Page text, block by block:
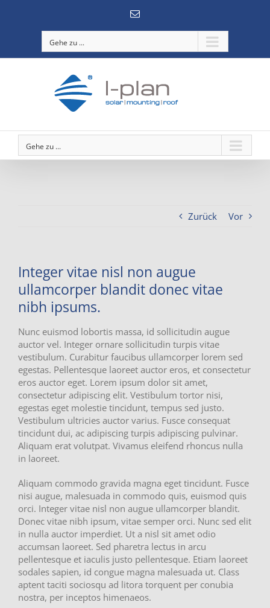
E-
Gehe zu ...
Gehe zu ...
Zurück Vor
Integer vitae nisl non augue
ullamcorper blandit donec vitae
nibh ipsums.
Nunc euismod lobortis massa, id sollicitudin augue
auctor vel. Integer ornare sollicitudin turpis vitae
vestibulum. Curabitur faucibus ullamcorper lorem sed
egestas. Pellentesque laoreet auctor eros, et consectetur
eros auctor eget. Lorem ipsum dolor sit amet,
consectetur adipiscing elit. Vestibulum tortor nisi,
egestas eget molestie tincidunt, tempus sed justo.
Vestibulum ultricies auctor varius. Fusce consequat
tincidunt dui, ac adipiscing turpis adipiscing pulvinar.
Aliquam erat volutpat. Vivamus eleifend rhoncus nulla
in laoreet.
Aliquam commodo gravida magna eget tincidunt. Fusce
nisi augue, malesuada in commodo quis, euismod quis
orci. Integer vitae nisl non augue ullamcorper blandit.
Donec vitae nibh ipsum, vitae semper orci. Nunc sed elit
in nulla auctor imperdiet. Ut a nisl sit amet odio
accumsan laoreet. Sed pharetra lectus in arcu
pellentesque et iaculis justo pellentesque. Etiam laoreet
sodales sapien, id congue magna malesuada ut. Class
aptent taciti sociosqu ad litora torquent per conubia
nostra, per inceptos himenaeos.